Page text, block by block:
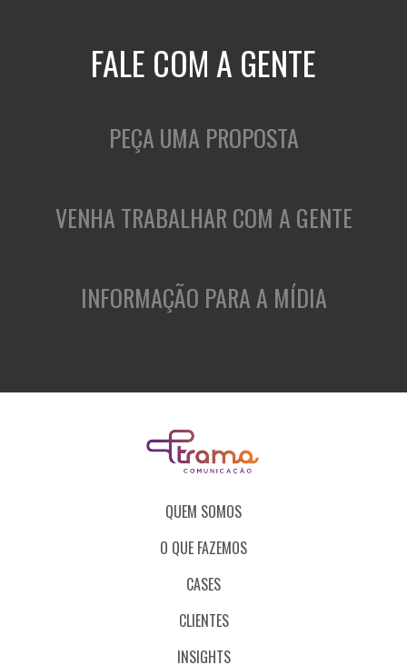
FALE COM A GENTE
PEÇA UMA PROPOSTA
VENHA TRABALHAR COM A GENTE
INFORMAÇÃO PARA A MÍDIA
QUEM SOMOS
O QUE FAZEMOS
CASES
CLIENTES
INSIGHTS